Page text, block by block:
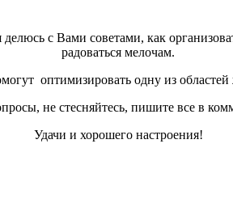
делюсь с Вами советами, как
радоваться мелочам.
оптимизировать одну из
не стесняйтесь, пишите все в
Удачи и хорошего настроения!